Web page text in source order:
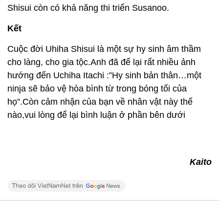
Shisui còn có khả năng thi triển Susanoo.
Kết
Cuộc đời Uhiha Shisui là một sự hy sinh âm thầm
cho làng, cho gia tộc.Anh đã để lại rất nhiều ảnh
hướng đến Uchiha Itachi :”Hy sinh bản thân…một
ninja sẽ bảo vệ hòa bình từ trong bóng tối của
họ”.Còn cảm nhận của bạn về nhân vật này thế
nào,vui lòng để lại bình luận ở phần bên dưới
Kaito